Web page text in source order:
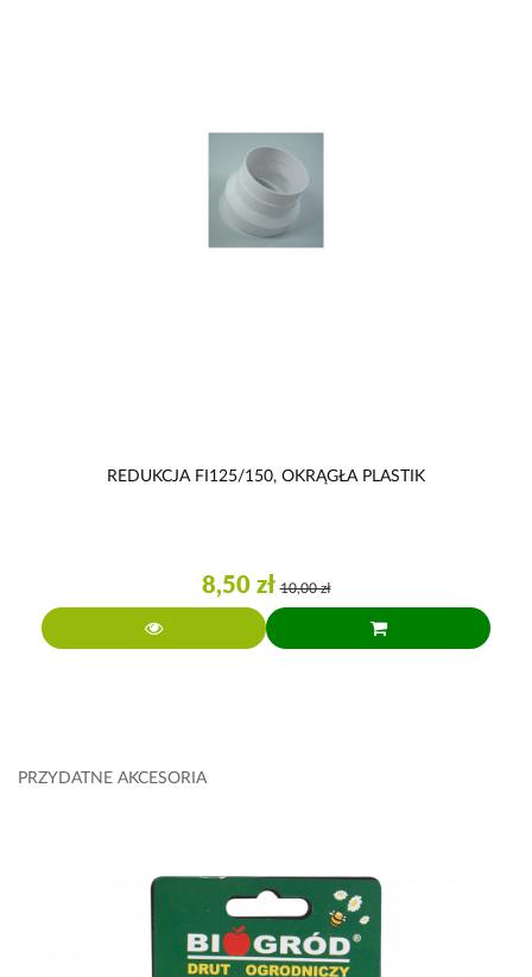
REDUKCJA FI125/150, OKRĄGŁA PLASTIK
8,50 zł 10,00 zł
PRZYDATNE AKCESORIA